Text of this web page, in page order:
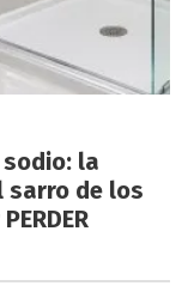
la
sarro de los